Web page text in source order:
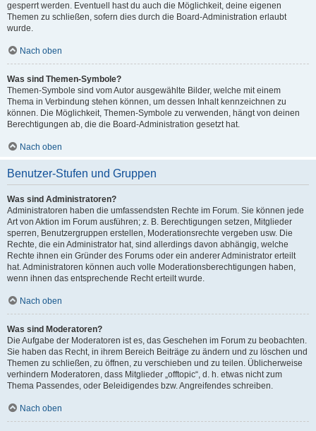
gesperrt werden. Eventuell hast du auch die Möglichkeit, deine eigenen
Themen zu schließen, sofern dies durch die Board-Administration erlaubt
wurde.
Nach oben
Was sind Themen-Symbole?
Themen-Symbole sind vom Autor ausgewählte Bilder, welche mit einem
Thema in Verbindung stehen können, um dessen Inhalt kennzeichnen zu
können. Die Möglichkeit, Themen-Symbole zu verwenden, hängt von deinen
Berechtigungen ab, die die Board-Administration gesetzt hat.
Nach oben
Benutzer-Stufen und Gruppen
Was sind Administratoren?
Administratoren haben die umfassendsten Rechte im Forum. Sie können jede
Art von Aktion im Forum ausführen; z. B. Berechtigungen setzen, Mitglieder
sperren, Benutzergruppen erstellen, Moderationsrechte vergeben usw. Die
Rechte, die ein Administrator hat, sind allerdings davon abhängig, welche
Rechte ihnen ein Gründer des Forums oder ein anderer Administrator erteilt
hat. Administratoren können auch volle Moderationsberechtigungen haben,
wenn ihnen das entsprechende Recht erteilt wurde.
Nach oben
Was sind Moderatoren?
Die Aufgabe der Moderatoren ist es, das Geschehen im Forum zu beobachten.
Sie haben das Recht, in ihrem Bereich Beiträge zu ändern und zu löschen und
Themen zu schließen, zu öffnen, zu verschieben und zu teilen. Üblicherweise
verhindern Moderatoren, dass Mitglieder „offtopic“, d. h. etwas nicht zum
Thema Passendes, oder Beleidigendes bzw. Angreifendes schreiben.
Nach oben